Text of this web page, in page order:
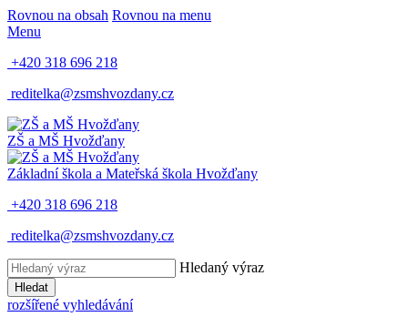
Rovnou na obsah Rovnou na menu
Menu
+420 318 696 218
reditelka@zsmshvozdany.cz
ZŠ a MŠ Hvožďany
Základní škola a Mateřská škola Hvožďany
+420 318 696 218
reditelka@zsmshvozdany.cz
Hledaný výraz
Hledat
rozšířené vyhledávání